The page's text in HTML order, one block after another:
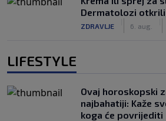
Dermatolozi
ZDRAVLJE 6. aug.
LIFESTYLE
Ovaj horoskopski
najbahatiji: Kaže
koga će povrijediti